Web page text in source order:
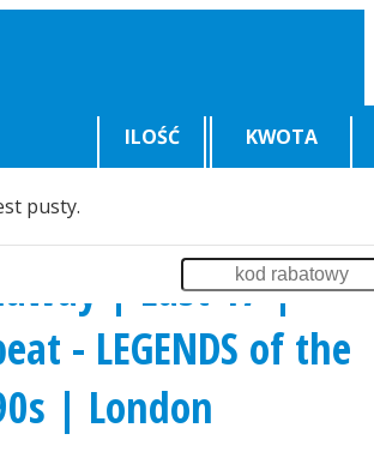
ILOŚĆ KWOTA
pusty.
| East 17 |
- LEGENDS of the
| London